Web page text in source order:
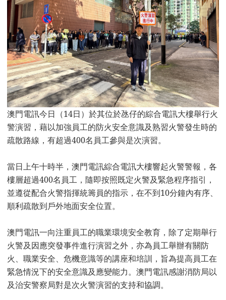
澳門電訊今日（14日）於其位於氹仔的綜合電訊大樓舉行火
警演習，藉以加強員工的防火安全意識及熟習火警發生時的
疏散路線，有超過400名員工參與是次演習。
當日上午十時半，澳門電訊綜合電訊大樓響起火警警報，各
樓層超過400名員工，隨即按照既定火警及緊急程序指引，
並遵從配合火警指揮統籌員的指示，在不到10分鐘內有序、
順利疏散到戶外地面安全位置。
澳門電訊一向注重員工的職業環境安全教育，除了定期舉行
火警及因應突發事件進行演習之外，亦為員工舉辦有關防
火、職業安全、危機意識等的講座和培訓，旨為提高員工在
緊急情況下的安全意識及應變能力。澳門電訊感謝消防局以
及治安警察局對是次火警演習的支持和協調。